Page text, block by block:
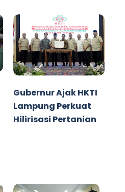
Gubernur Ajak HKTI
Lampung Perkuat
Hilirisasi Pertanian